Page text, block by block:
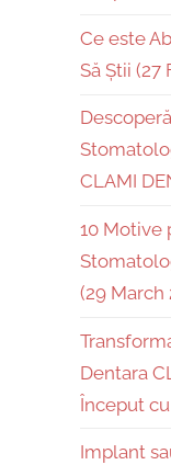
Ce este
Să Știi (27
CLAMI
10 Motive
(29 March
Dentara
Început
Implant